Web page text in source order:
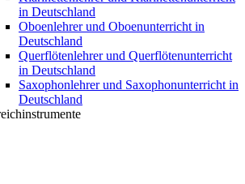
in Deutschland
Oboenlehrer und Oboenunterricht in
Deutschland
Querflötenlehrer und Querflötenunterricht
in Deutschland
Saxophonlehrer und Saxophonunterricht in
Deutschland